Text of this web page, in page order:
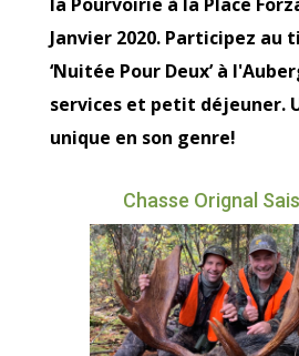
Janvier 2020. Participez au
‘Nuitée Pour Deux’ à
services et petit déjeuner.
unique en son genre!
Chasse Orignal